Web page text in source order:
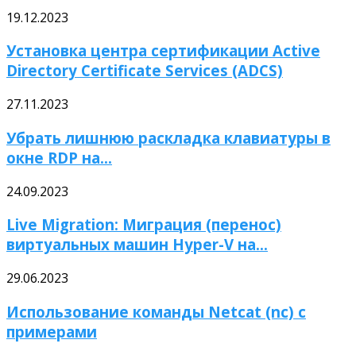
19.12.2023
Установка центра сертификации Active
Directory Certificate Services (ADCS)
27.11.2023
Убрать лишнюю раскладка клавиатуры в
окне RDP на...
24.09.2023
Live Migration: Миграция (перенос)
виртуальных машин Hyper-V на...
29.06.2023
Использование команды Netcat (nc) с
примерами